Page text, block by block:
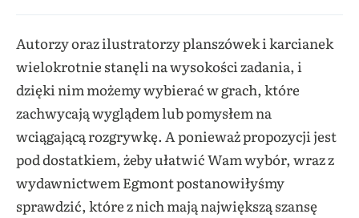
Autorzy oraz ilustratorzy planszówek i karcianek
wielokrotnie stanęli na wysokości zadania, i
dzięki nim możemy wybierać w grach, które
zachwycają wyglądem lub pomysłem na
wciągającą rozgrywkę. A ponieważ propozycji jest
pod dostatkiem, żeby ułatwić Wam wybór, wraz z
wydawnictwem Egmont postanowiłyśmy
sprawdzić, które z nich mają największą szansę